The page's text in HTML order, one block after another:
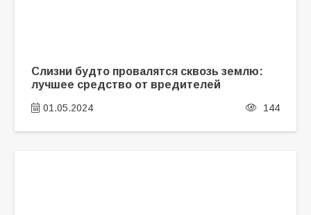
Слизни будто провалятся сквозь землю:
лучшее средство от вредителей
01.05.2024 144